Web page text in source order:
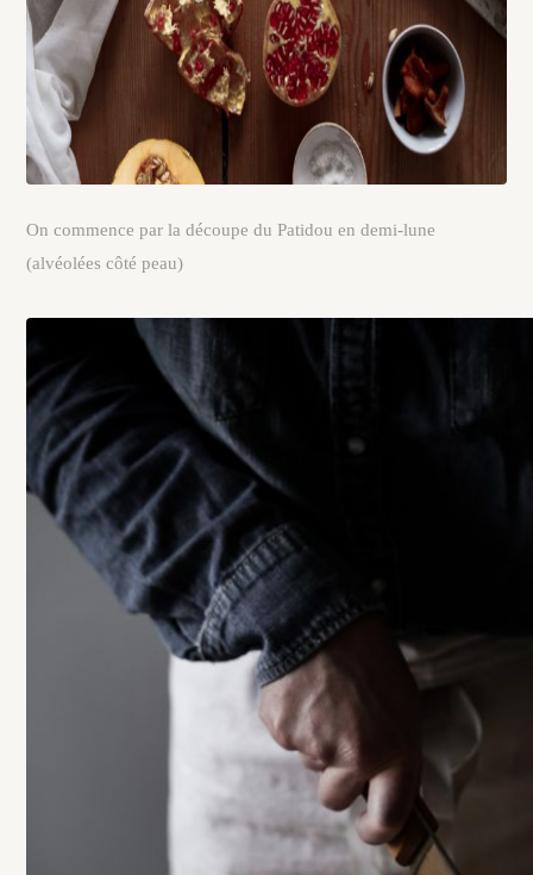
On commence par la découpe du Patidou en demi-lune
(alvéolées côté peau)